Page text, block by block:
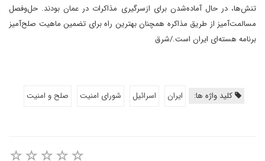
تنش‌ها، در حال آماده‌شدن برای ازسرگیری مذاکرات در عمان بودند. حل‌وفصل
مسالمت‌آمیز از طریق مذاکره همچنان بهترین راه برای تضمین ماهیت صلح‌آمیز
برنامه هسته‌ای ایران است./شرق
کلید واژه ها: ایران اسرائیل شورای امنیت صلح و امنیت